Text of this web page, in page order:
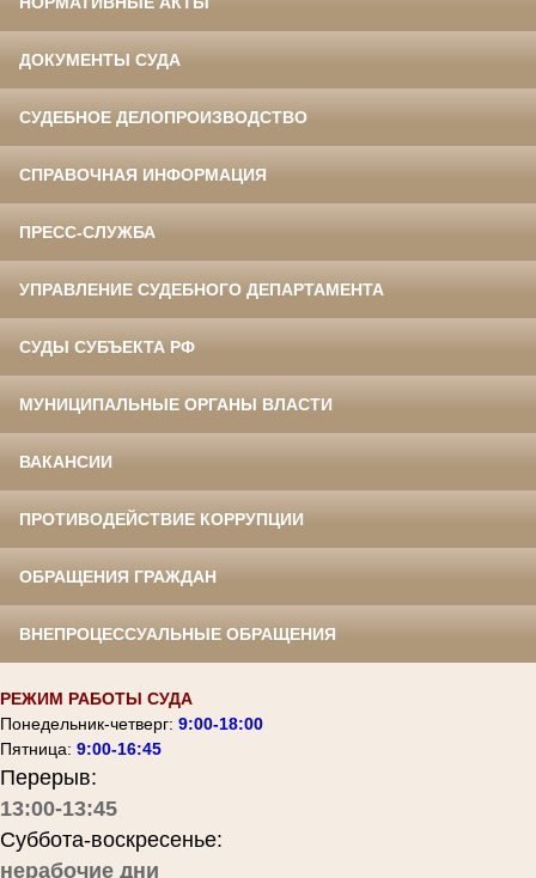
ДОКУМЕНТЫ СУДА
СУДЕБНОЕ ДЕЛОПРОИЗВОДСТВО
СПРАВОЧНАЯ ИНФОРМАЦИЯ
ПРЕСС-СЛУЖБА
УПРАВЛЕНИЕ СУДЕБНОГО ДЕПАРТАМЕНТА
СУДЫ СУБЪЕКТА РФ
МУНИЦИПАЛЬНЫЕ ОРГАНЫ ВЛАСТИ
ВАКАНСИИ
ПРОТИВОДЕЙСТВИЕ КОРРУПЦИИ
ОБРАЩЕНИЯ ГРАЖДАН
ВНЕПРОЦЕССУАЛЬНЫЕ ОБРАЩЕНИЯ
РЕЖИМ РАБОТЫ СУДА
Понедельник-четверг: 9:00-18:00
Пятница: 9:00-16:45
Перерыв:
13:00-13:45
Суббота-воскресенье:
нерабочие дни